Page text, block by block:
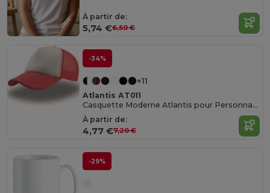
À partir de:
5,74 €6,50 €
-34%
+11
Atlantis AT011
Casquette Moderne Atlantis pour Personnalisation
À partir de:
4,77 €7,20 €
-29%